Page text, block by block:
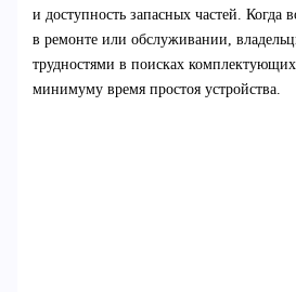
и доступность запасных частей. Когда
в ремонте или обслуживании,
трудностями в поисках
минимуму время простоя устройства.